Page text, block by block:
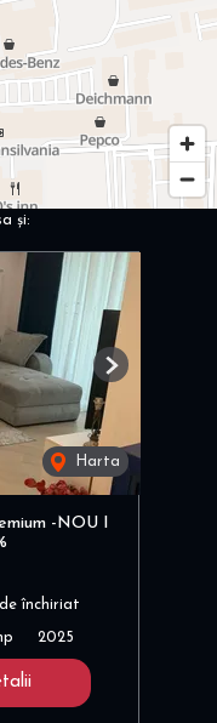
și:
Harta
Next
-NOU I
închiriat
2025